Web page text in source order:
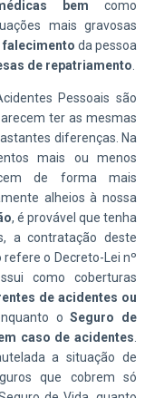
bem como
mais gravosas
falecimento da pessoa
de repatriamento
Pessoais são
ter as mesmas
diferenças. Na
mais ou menos
de forma mais
alheios à nossa
, é provável que tenha
a contratação deste
o Decreto-Lei nº
como coberturas
de acidentes ou
oSeguro de
caso de acidentes
a situação de
que cobrem só